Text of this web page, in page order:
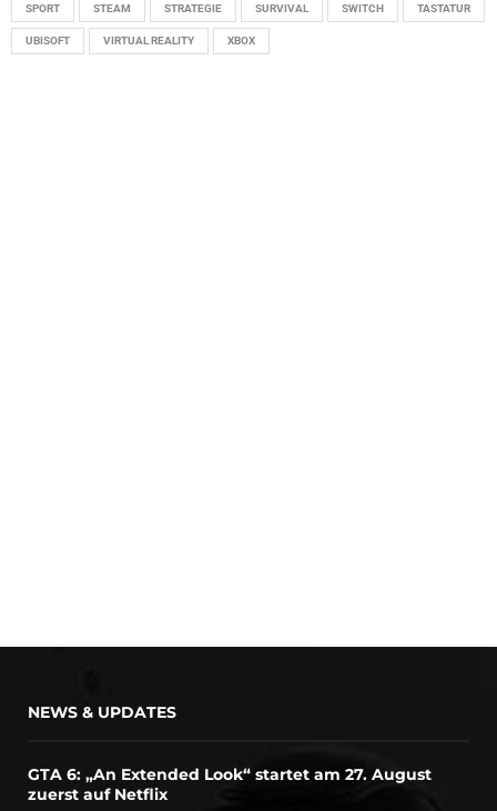
SPORT STEAM STRATEGIE SURVIVAL SWITCH TASTATUR
UBISOFT VIRTUAL REALITY XBOX
NEWS & UPDATES
GTA 6: „An Extended Look“ startet am 27. August
zuerst auf Netflix